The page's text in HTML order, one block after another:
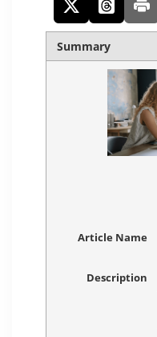
Summary
Article Name
Description